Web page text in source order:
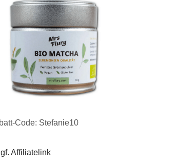
Code: Stefanie10
Affiliatelink